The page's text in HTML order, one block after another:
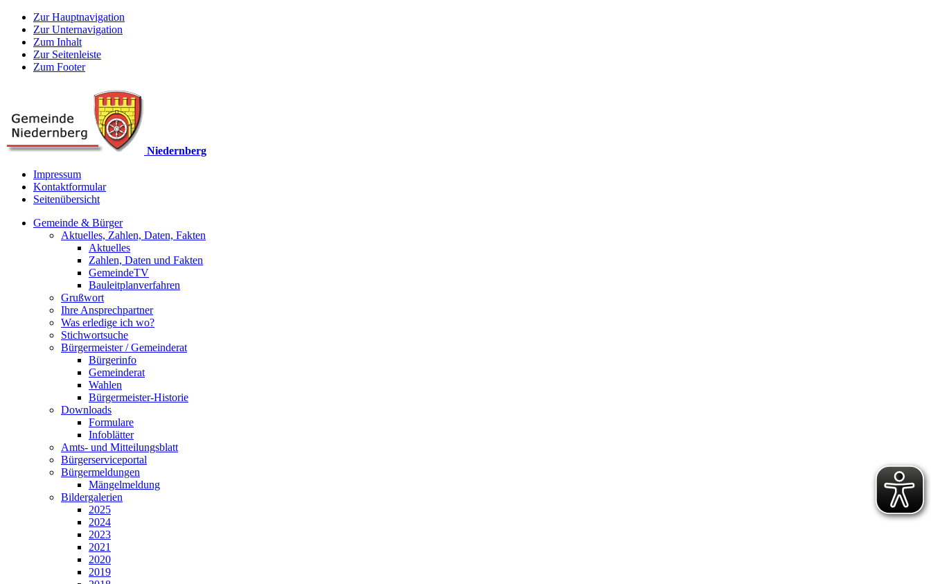
Zur Hauptnavigation
Zur Unternavigation
Zum Inhalt
Zur Seitenleiste
Zum Footer
Niedernberg
Impressum
Kontaktformular
Seitenübersicht
Gemeinde & Bürger
Aktuelles, Zahlen, Daten, Fakten
Aktuelles
Zahlen, Daten und Fakten
GemeindeTV
Bauleitplanverfahren
Grußwort
Ihre Ansprechpartner
Was erledige ich wo?
Stichwortsuche
Bürgermeister / Gemeinderat
Bürgerinfo
Gemeinderat
Wahlen
Bürgermeister-Historie
Downloads
Formulare
Infoblätter
Amts- und Mitteilungsblatt
Bürgerserviceportal
Bürgermeldungen
Mängelmeldung
Bildergalerien
2025
2024
2023
2021
2020
2019